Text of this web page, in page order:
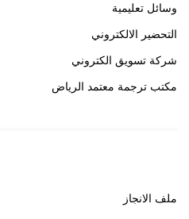
وسائل تعليمية
التحضير الالكتروني
شركة تسويق الكتروني
مكتب ترجمة معتمد الرياض
ملف الانجاز